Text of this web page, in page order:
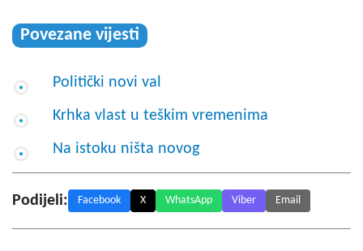
Povezane vijesti
Politički novi val
Krhka vlast u teškim vremenima
Na istoku ništa novog
Podijeli: Facebook X WhatsApp Viber Email